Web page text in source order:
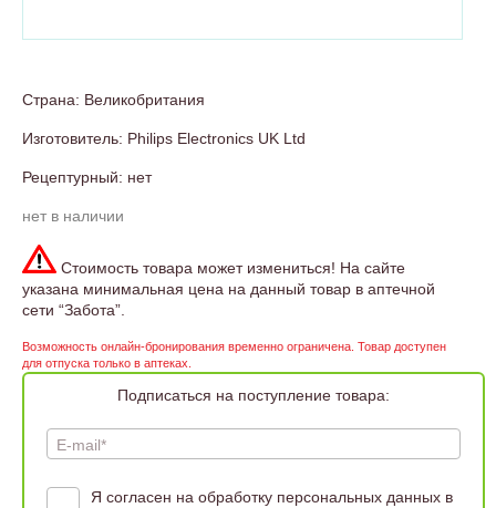
Страна: Великобритания
Изготовитель: Philips Electronics UK Ltd
Рецептурный: нет
нет в наличии
Стоимость товара может измениться! На сайте
указана минимальная цена на данный товар в аптечной
сети “Забота”.
Возможность онлайн-бронирования временно ограничена. Товар доступен
для отпуска только в аптеках.
Подписаться на поступление товара:
E-mail*
Я согласен на обработку персональных данных в